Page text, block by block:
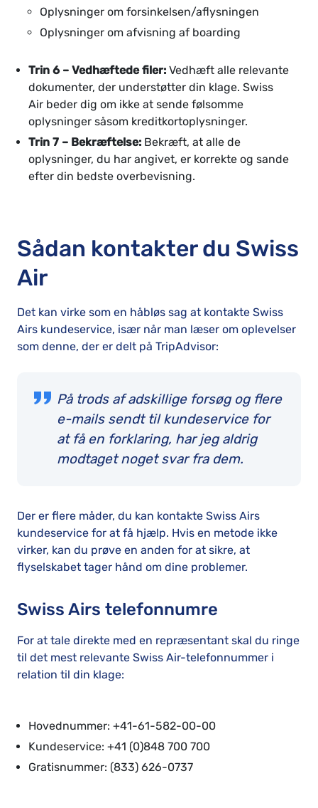
Oplysninger om forsinkelsen/aflysningen
Oplysninger om afvisning af boarding
Trin 6 – Vedhæftede filer: Vedhæft alle relevante
dokumenter, der understøtter din klage. Swiss
Air beder dig om ikke at sende følsomme
oplysninger såsom kreditkortoplysninger.
Trin 7 – Bekræftelse: Bekræft, at alle de
oplysninger, du har angivet, er korrekte og sande
efter din bedste overbevisning.
Sådan kontakter du Swiss
Air
Det kan virke som en håbløs sag at kontakte Swiss
Airs kundeservice, især når man læser om oplevelser
som denne, der er delt på TripAdvisor:
På trods af adskillige forsøg og flere
e-mails sendt til kundeservice for
at få en forklaring, har jeg aldrig
modtaget noget svar fra dem.
Der er flere måder, du kan kontakte Swiss Airs
kundeservice for at få hjælp. Hvis en metode ikke
virker, kan du prøve en anden for at sikre, at
flyselskabet tager hånd om dine problemer.
Swiss Airs telefonnumre
For at tale direkte med en repræsentant skal du ringe
til det mest relevante Swiss Air-telefonnummer i
relation til din klage:
Hovednummer: +41-61-582-00-00
Kundeservice: +41 (0)848 700 700
Gratisnummer: (833) 626-0737